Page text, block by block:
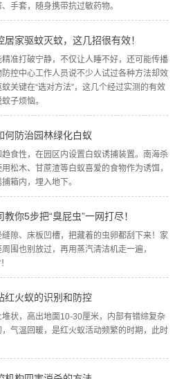
手套，随身携带抗过敏药物。
家驱蚊灭蚊，这几招很有效！
准打破宁静，不仅让人睡不好，还可能传播
控中心工作人员说不少人试过各种方法却效
关键在“选对方法”，这几个经过实测的有效
子烦恼。
何防治园林绿化白蚁
食性，在园区内设置白蚁诱捕装置。南海杀
松木、甘蔗渣等白蚁喜爱的食物作为诱饵，
箱内，埋入地下。
你5步把“臭屁虫”一网打尽！
隙、床板凹槽，把藏着的虫卵都刮下来！家
围也别放过，再用蒸汽清洁机走一遍，
红火蚁的识别和防控
状，高出地面10-30厘米，内部有错综复杂
气温回暖，是红火蚁活动频繁的时期，此时